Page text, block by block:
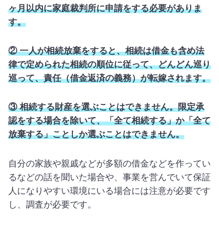
ヶ月以内に家庭裁判所に申請をする必要がありま
す。
② 一人が相続放棄をすると、相続は借金も含め法
律で定められた相続の順位に従って、どんどん巡り
巡って、責任（借金返済の義務）が転嫁されます。
③ 相続する財産を選ぶことはできません。限定承
認をする場合を除いて、「全て相続する」か「全て
放棄する」ことしか選ぶことはできません。
自分の家族や親戚などが多額の借金などを作ってい
るなどの話を聞いた場合や、事業を営んでいて保証
人になりやすい環境にいる場合には注意が必要です
し、調査が必要です。